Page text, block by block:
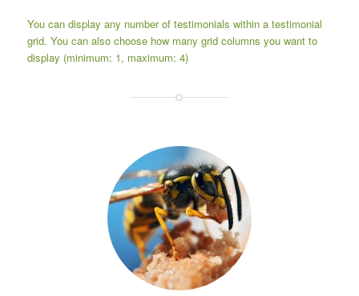
You can display any number of testimonials within a testimonial
grid. You can also choose how many grid columns you want to
display (minimum: 1, maximum: 4)